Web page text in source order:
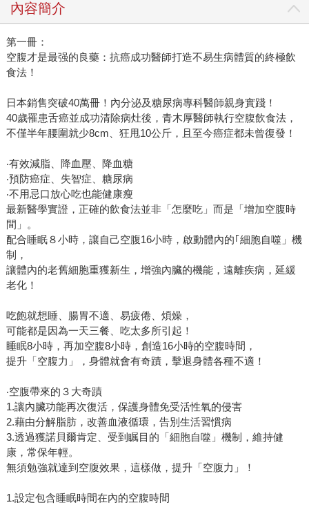
內容簡介
第一冊：
空腹才是最强的良藥：抗癌成功醫師打造不易生病體質的終極飲
食法！
日本銷售突破40萬冊！內分泌及糖尿病專科醫師親身實踐！
40歲罹患舌癌並成功清除病灶後，青木厚醫師執行空腹飲食法，
不僅半年腰圍就少8cm、狂甩10公斤，且至今癌症都未曾復發！
‧有效減脂、降血壓、降血糖
‧預防癌症、失智症、糖尿病
‧不用忌口放心吃也能健康瘦
最新醫學實證，正確的飲食法並非「怎麼吃」而是「增加空腹時
間」。
配合睡眠８小時，讓自己空腹16小時，啟動體內的｢細胞自噬」機
制，
讓體內的老舊細胞重獲新生，增強內臟的機能，遠離疾病，延緩
老化！
吃飽就想睡、腸胃不適、易疲倦、煩燥，
可能都是因為一天三餐、吃太多所引起！
睡眠8小時，再加空腹8小時，創造16小時的空腹時間，
提升「空腹力」，身體就會有奇蹟，擊退身體各種不適！
‧空腹帶來的３大奇蹟
1.讓內臟功能再次復活，保護身體免受活性氧的侵害
2.藉由分解脂肪，改善血液循環，告別生活習慣病
3.透過獲諾貝爾肯定、受到瞩目的「細胞自噬」機制，維持健
康，常保年輕。
無須勉強就達到空腹效果，這樣做，提升「空腹力」！
1.設定包含睡眠時間在內的空腹時間